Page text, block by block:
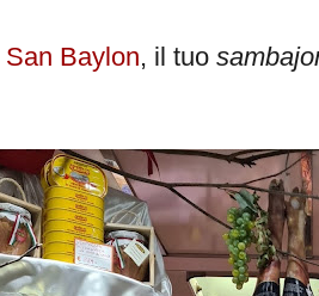
San Baylon, il tuo